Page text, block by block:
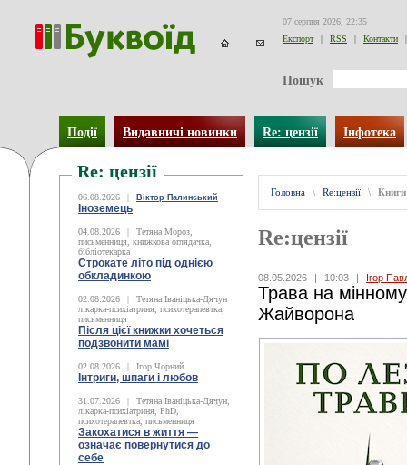
07 серпня 2026, 22:35
Експорт
| RSS | Контакти |
Пошук
Події Видавничі новинки Re: цензії Інфотека
Re: цензії
06.08.2026 | Віктор Палинський
Іноземець
04.08.2026 |
Тетяна Мороз,
письменниця, книжкова оглядачка,
бібліотекарка
Строкате літо під однією
обкладинкою
02.08.2026 |
Тетяна Іваніцька-Дячун
лікарка-психіатриня, психотерапевтка,
письменниця
Після цієї книжки хочеться
подзвонити мамі
02.08.2026 | Ігор Чорний
Інтриги, шпаги і любов
31.07.2026 |
Тетяна Іваніцька-Дячун,
лікарка-психіатриня, PhD,
психотерапевтка, письменниця
Закохатися в життя —
означає повернутися до
себе
Головна \ Re:цензії \ Книги
Re:цензії
08.05.2026 | 10:03 | Ігор
Трава на
Жайворона